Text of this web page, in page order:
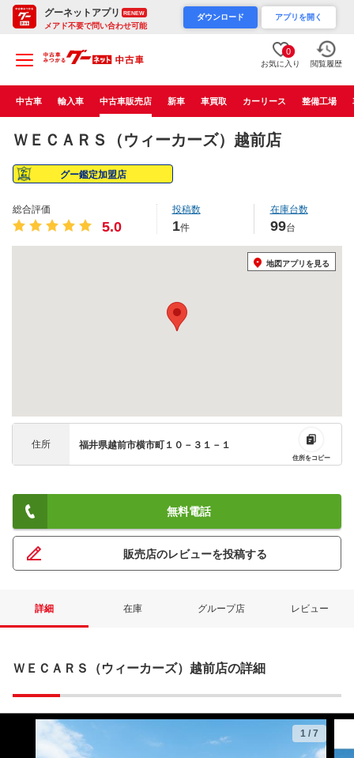
グーネットアプリ RENEW
メアド不要で問い合わせ可能
ダウンロード アプリを開く
0
お気に入り 閲覧履歴
中古車 輸入車 中古車販売店 新車 車買取 カーリース 整備工場
ＷＥＣＡＲＳ（ウィーカーズ）越前店
グー鑑定加盟店
総合評価
5.0
投稿数
1件
在庫台数
99台
地図アプリを見る
住所 福井県越前市横市町１０－３１－１
住所をコピー
無料電話
販売店のレビューを投稿する
詳細 在庫 グループ店 レビュー
ＷＥＣＡＲＳ（ウィーカーズ）越前店の詳細
1 / 7